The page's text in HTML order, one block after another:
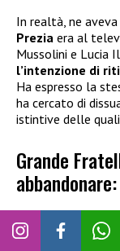
In realtà, ne
Prezia era al
Mussolini e Lucia
l’intenzione di
Ha espresso la
ha cercato di
istintive delle
Grande